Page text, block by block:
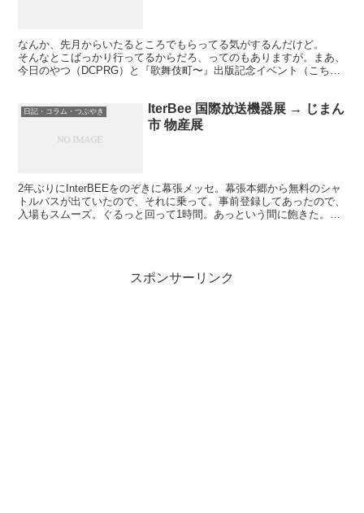
なんか、先月からいたるところでもらってる気がするんだけど。
そんなとこばっかり行ってるからだろ、ってのもありますが。まあ、
今日のやつ（DCPRG）と『歌舞伎町〜』出版記念イベント（こちら
日記・コラム・つぶやき
IterBee 国際放送機器展 → じまん
市 物産展
2年ぶりにInterBEEをのぞきに幕張メッセ。幕張本郷から無料のシャ
トルバスが出ていたので、それに乗って。事前登録してあったので、
入場もスムーズ。ぐるっと回って1時間。あっという間に飽きた。
スポンサーリンク